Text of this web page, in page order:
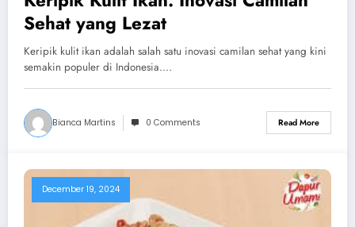
Sehat yang Lezat
Keripik kulit ikan adalah salah satu inovasi camilan sehat yang kini
semakin populer di Indonesia.…
Bianca Martins 0 Comments Read More
December 19, 2024